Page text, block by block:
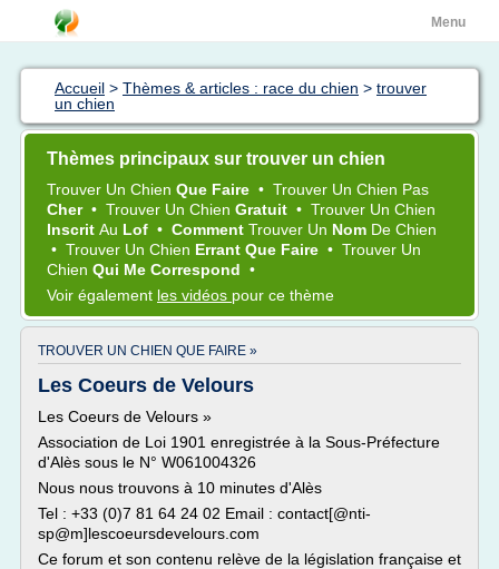
Menu
Accueil > Thèmes & articles : race du chien > trouver
un chien
Thèmes principaux sur trouver un chien
Trouver Un Chien Que Faire • Trouver Un Chien Pas
Cher • Trouver Un Chien Gratuit • Trouver Un Chien
Inscrit Au Lof • Comment Trouver Un Nom De Chien
• Trouver Un Chien Errant Que Faire • Trouver Un
Chien Qui Me Correspond •
Voir également les vidéos pour ce thème
TROUVER UN CHIEN QUE FAIRE »
Les Coeurs de Velours
Les Coeurs de Velours »
Association de Loi 1901 enregistrée à la Sous-Préfecture
d'Alès sous le N° W061004326
Nous nous trouvons à 10 minutes d'Alès
Tel : +33 (0)7 81 64 24 02 Email : contact[@nti-
sp@m]lescoeursdevelours.com
Ce forum et son contenu relève de la législation française et